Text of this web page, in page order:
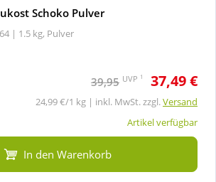
Schoko Pulver
| 1.5 kg, Pulver
39,95 UVP 1 37,49 €
24,99 €/1 kg | inkl. MwSt. zzgl.Versand
Artikel verfügbar
In den Warenkorb